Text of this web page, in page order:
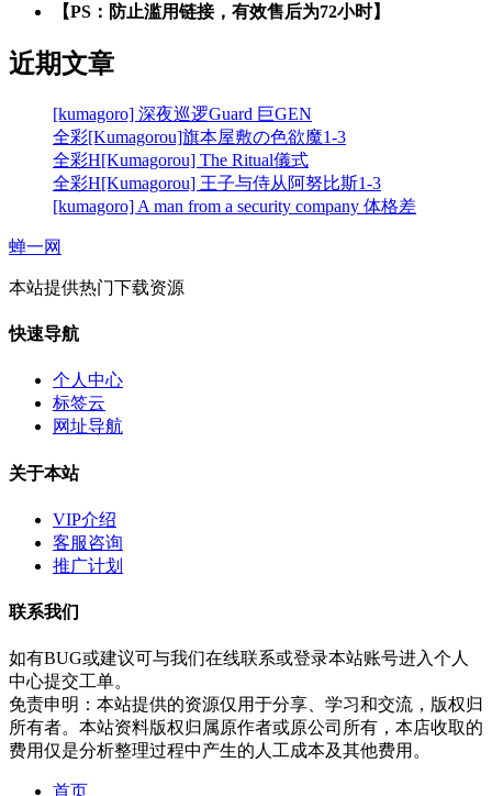
【PS：防止滥用链接，有效售后为72小时】
近期文章
[kumagoro] 深夜巡逻Guard 巨GEN
全彩[Kumagorou]旗本屋敷の色欲魔1-3
全彩H[Kumagorou] The Ritual儀式
全彩H[Kumagorou] 王子与侍从阿努比斯1-3
[kumagoro] A man from a security company 体格差
蝉一网
本站提供热门下载资源
快速导航
个人中心
标签云
网址导航
关于本站
VIP介绍
客服咨询
推广计划
联系我们
如有BUG或建议可与我们在线联系或登录本站账号进入个人
中心提交工单。
免责申明：本站提供的资源仅用于分享、学习和交流，版权归
所有者。本站资料版权归属原作者或原公司所有，本店收取的
费用仅是分析整理过程中产生的人工成本及其他费用。
首页